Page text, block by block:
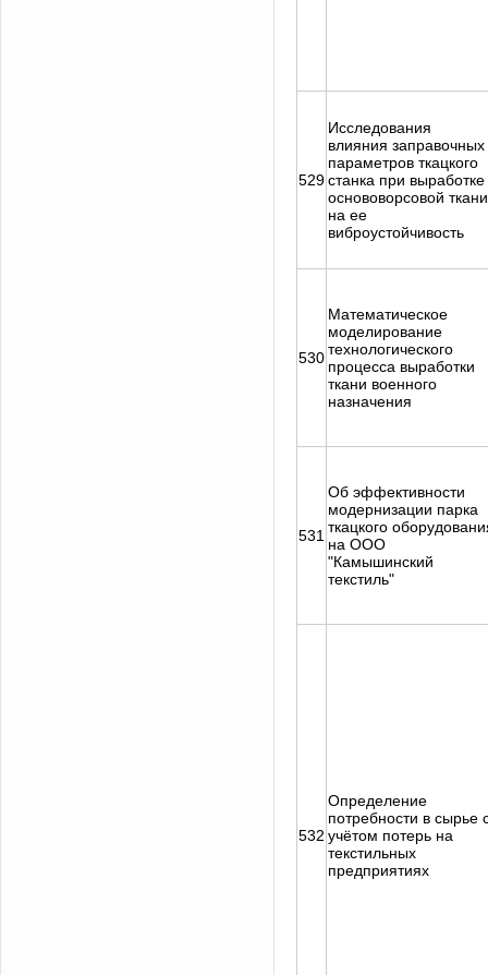
529
Исследования
влияния заправочных
параметров ткацкого
станка при выработке
основоворсовой ткани
на ее
виброустойчивость
530
Математическое
моделирование
технологического
процесса выработки
ткани военного
назначения
531
Об эффективности
модернизации парка
ткацкого
на ООО
"Камышинский
текстиль"
532
Определение
потребности в сырье
учётом потерь на
текстильных
предприятиях